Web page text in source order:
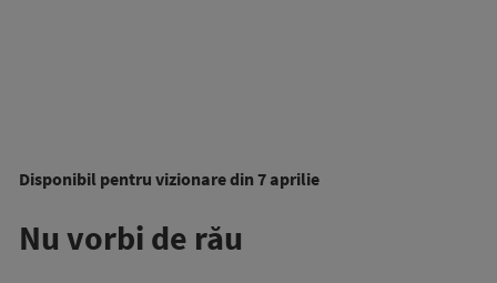
Disponibil pentru vizionare din 7 aprilie
Nu vorbi de rău